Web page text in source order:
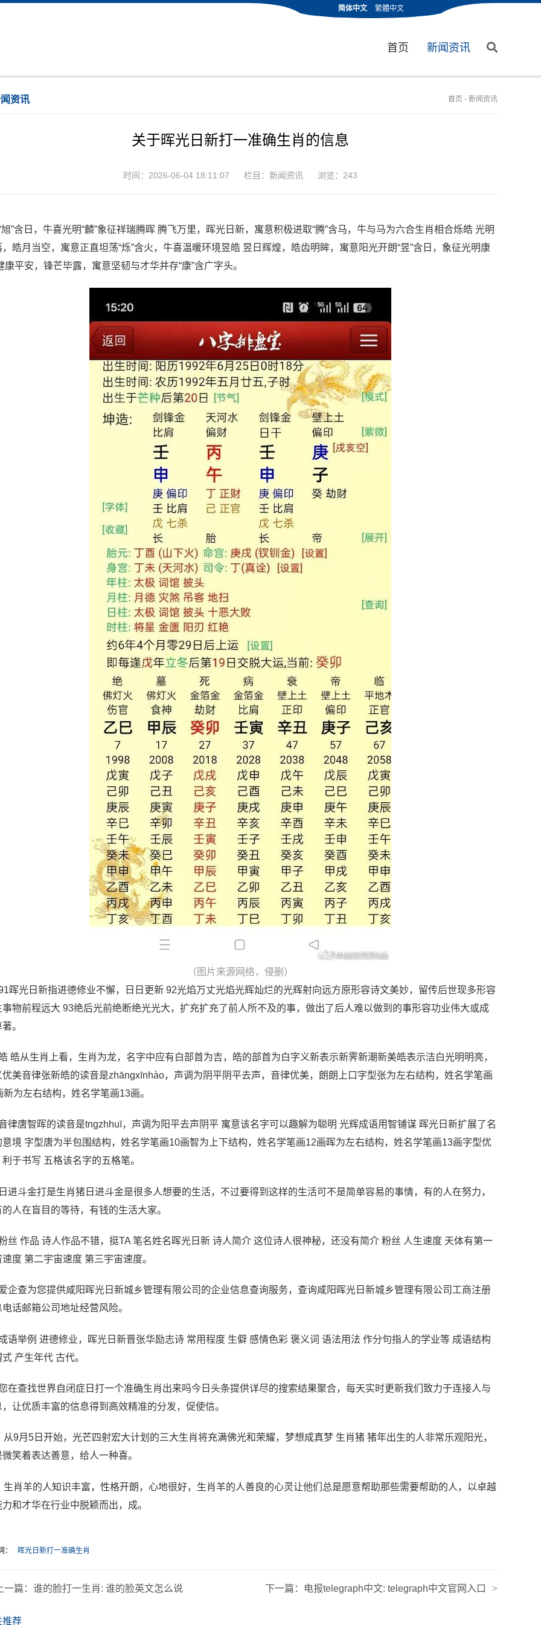
简体中文 繁體中文
首页 新闻资讯
资讯 首页 - 新闻资讯
关于晖光日新打一准确生肖的信息
时间：2026-06-04 18:11:07 栏目： 新闻资讯 浏览：243
旭”含日，牛喜光明“麟”象征祥瑞腾晖 腾飞万里，晖光日新，寓意积极进取“腾”含马，牛与马为六合生肖相合烁皓 光明
，皓月当空，寓意正直坦荡“烁”含火，牛喜温暖环境昱皓 昱日辉煌，皓齿明眸，寓意阳光开朗“昱”含日，象征光明康
康平安，锋芒毕露，寓意坚韧与才华并存“康”含广字头。
（图片来源网络，侵删）
晖光日新指进德修业不懈，日日更新 92光焰万丈光焰光辉灿烂的光辉射向远方原形容诗文美妙，留传后世现多形容
事物前程远大 93绝后光前绝断绝光光大，扩充扩充了前人所不及的事，做出了后人难以做到的事形容功业伟大或成
。
皓从生肖上看，生肖为龙，名字中应有白部首为吉，皓的部首为白字义新表示新霁新潮新美皓表示洁白光明明亮，
优美音律张新皓的读音是zhāngxīnhào，声调为阴平阴平去声，音律优美，朗朗上口字型张为左右结构，姓名学笔画
新为左右结构，姓名学笔画13画。
律唐智晖的读音是tngzhhuī，声调为阳平去声阴平 寓意该名字可以趣解为聪明 光辉成语用智铺谋 晖光日新扩展了名
意境 字型唐为半包围结构，姓名学笔画10画智为上下结构，姓名学笔画12画晖为左右结构，姓名学笔画13画字型优
利于书写 五格该名字的五格笔。
进斗金打是生肖猪日进斗金是很多人想要的生活，不过要得到这样的生活可不是简单容易的事情，有的人在努力，
的人在盲目的等待，有钱的生活大家。
丝 作品 诗人作品不错，挺TA 笔名姓名晖光日新 诗人简介 这位诗人很神秘，还没有简介 粉丝 人生速度 天体有第一
速度 第二宇宙速度 第三宇宙速度。
企查为您提供咸阳晖光日新城乡管理有限公司的企业信息查询服务，查询咸阳晖光日新城乡管理有限公司工商注册
话邮箱公司地址经营风险。
语举例 进德修业，晖光日新晋张华励志诗 常用程度 生僻 感情色彩 褒义词 语法用法 作分句指人的学业等 成语结构
产生年代 古代。
在查找世界自闭症日打一个准确生肖出来吗今日头条提供详尽的搜索结果聚合，每天实时更新我们致力于连接人与
，让优质丰富的信息得到高效精准的分发，促使信。
从9月5日开始，光芒四射宏大计划的三大生肖将充满佛光和荣耀，梦想成真梦 生肖猪 猪年出生的人非常乐观阳光，
微笑着表达善意，给人一种喜。
生肖羊的人知识丰富，性格开朗，心地很好，生肖羊的人善良的心灵让他们总是愿意帮助那些需要帮助的人，以卓越
力和才华在行业中脱颖而出，成。
： 晖光日新打一准确生肖
一篇： 谁的脸打一生肖: 谁的脸英文怎么说 >
下一篇： 电报telegraph中文: telegraph中文官网入口
推荐